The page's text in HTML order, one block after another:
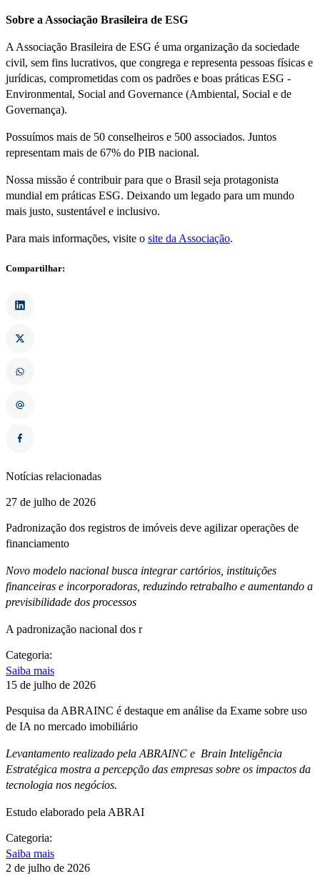
Sobre a Associação Brasileira de ESG
A Associação Brasileira de ESG é uma organização da sociedade
civil, sem fins lucrativos, que congrega e representa pessoas físicas e
jurídicas, comprometidas com os padrões e boas práticas ESG -
Environmental, Social and Governance (Ambiental, Social e de
Governança).
Possuímos mais de 50 conselheiros e 500 associados. Juntos
representam mais de 67% do PIB nacional.
Nossa missão é contribuir para que o Brasil seja protagonista
mundial em práticas ESG. Deixando um legado para um mundo
mais justo, sustentável e inclusivo.
Para mais informações, visite o site da Associação.
Compartilhar:
Notícias relacionadas
27 de julho de 2026
Padronização dos registros de imóveis deve agilizar operações de
financiamento
Novo modelo nacional busca integrar cartórios, instituições
financeiras e incorporadoras, reduzindo retrabalho e aumentando a
previsibilidade dos processos
A padronização nacional dos r
Categoria:
Saiba mais
15 de julho de 2026
Pesquisa da ABRAINC é destaque em análise da Exame sobre uso
de IA no mercado imobiliário
Levantamento realizado pela ABRAINC e Brain Inteligência
Estratégica mostra a percepção das empresas sobre os impactos da
tecnologia nos negócios.
Estudo elaborado pela ABRAI
Categoria:
Saiba mais
2 de julho de 2026